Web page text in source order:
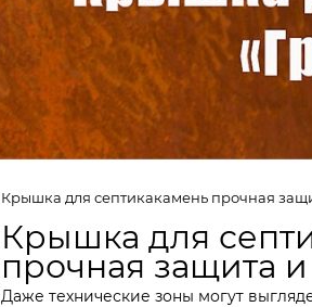
Крышка для септикакамень прочная
Крышка для
прочная защита
Даже технические зоны могут